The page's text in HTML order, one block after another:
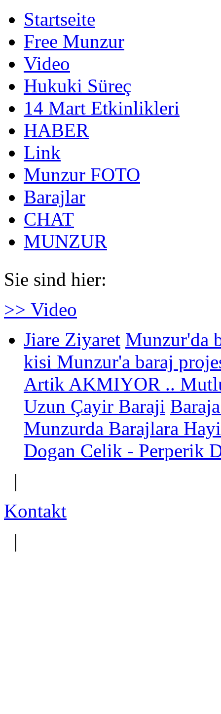
Startseite
Free Munzur
Video
Hukuki Süreç
14 Mart Etkinlikleri
HABER
Link
Munzur FOTO
Barajlar
CHAT
MUNZUR
Sie sind hier:
>> Video
Jiare Ziyaret Munzur'da
kisi Munzur'a baraj
Artik AKMIYOR ..
Uzun Çayir Baraji
Munzurda Barajlara
Dogan Celik - Perperik
|
Kontakt
|